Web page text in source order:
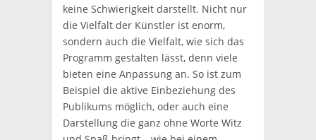
keine Schwierigkeit darstellt. Nicht nur
die Vielfalt der Künstler ist enorm,
sondern auch die Vielfalt, wie sich das
Programm gestalten lässt, denn viele
bieten eine Anpassung an. So ist zum
Beispiel die aktive Einbeziehung des
Publikums möglich, oder auch eine
Darstellung die ganz ohne Worte Witz